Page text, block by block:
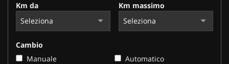
Km da Km massimo
Cambio
Manuale
Automatico